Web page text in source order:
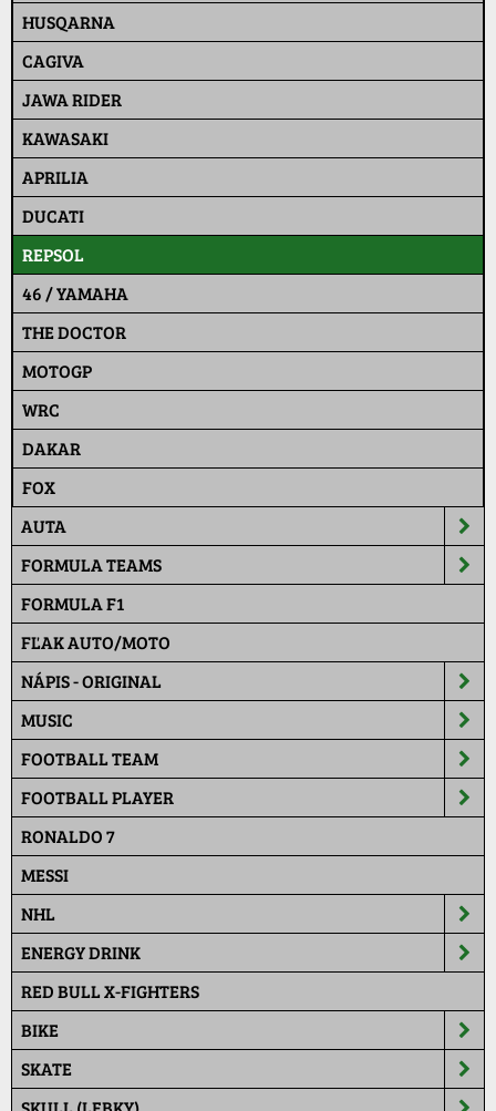
HUSQARNA
CAGIVA
JAWA RIDER
KAWASAKI
APRILIA
DUCATI
REPSOL
46 / YAMAHA
THE DOCTOR
MOTOGP
WRC
DAKAR
FOX
AUTA
FORMULA TEAMS
FORMULA F1
FĽAK AUTO/MOTO
NÁPIS - ORIGINAL
MUSIC
FOOTBALL TEAM
FOOTBALL PLAYER
RONALDO 7
MESSI
NHL
ENERGY DRINK
RED BULL X-FIGHTERS
BIKE
SKATE